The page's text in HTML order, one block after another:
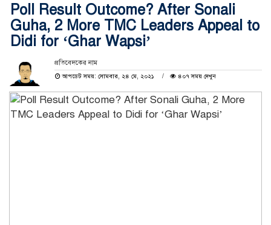
Poll Result Outcome? After Sonali
Guha, 2 More TMC Leaders Appeal to
Didi for ‘Ghar Wapsi’
প্রতিবেদকের নাম
আপডেট সময়: সোমবার, ২৪ মে, ২০২১
৪০৭ সময় দেখুন